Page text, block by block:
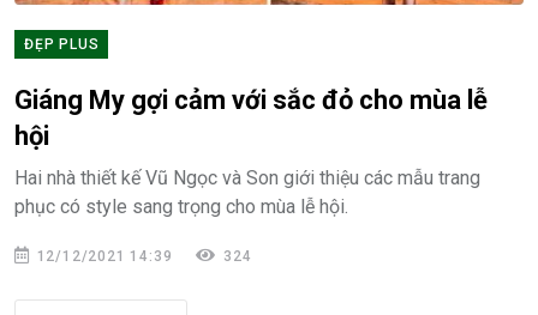
ĐẸP PLUS
Giáng My gợi cảm với sắc đỏ cho mùa lễ
hội
Hai nhà thiết kế Vũ Ngọc và Son giới thiệu các mẫu trang
phục có style sang trọng cho mùa lễ hội.
12/12/2021 14:39 324